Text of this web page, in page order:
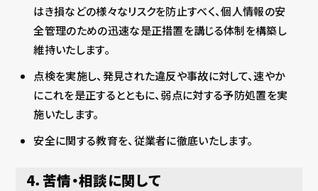
はき損などの様々なリスクを防止すべく、個人情報の安
全管理のための迅速な是正措置を講じる体制を構築し
維持いたします。
点検を実施し、発見された違反や事故に対して、速やか
にこれを是正するとともに、弱点に対する予防処置を実
施いたします。
安全に関する教育を、従業者に徹底いたします。
4．苦情・相談に関して